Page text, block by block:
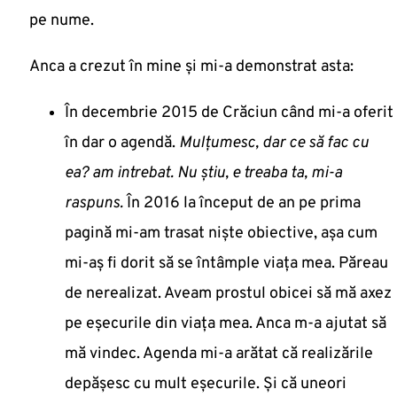
pe nume.
Anca a crezut în mine și mi-a demonstrat asta:
În decembrie 2015 de Crăciun când mi-a oferit
în dar o agendă. Mulțumesc, dar ce să fac cu
ea?am intrebat. Nu știu, e treaba ta, mi-a
raspuns. În 2016 la început de an pe prima
pagină mi-am trasat niște obiective, așa cum
mi-aș fi dorit să se întâmple viața mea. Păreau
de nerealizat. Aveam prostul obicei să mă axez
pe eșecurile din viața mea. Anca m-a ajutat să
mă vindec. Agenda mi-a arătat că realizările
depășesc cu mult eșecurile. Și că uneori